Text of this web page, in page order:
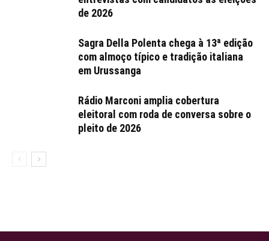
de 2026
Sagra Della Polenta chega à 13ª edição
com almoço típico e tradição italiana
em Urussanga
Rádio Marconi amplia cobertura
eleitoral com roda de conversa sobre o
pleito de 2026